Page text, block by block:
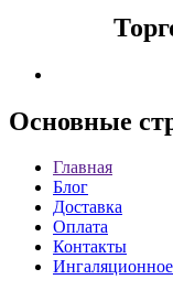
Основные
Главная
Блог
Доставка
Оплата
Контакты